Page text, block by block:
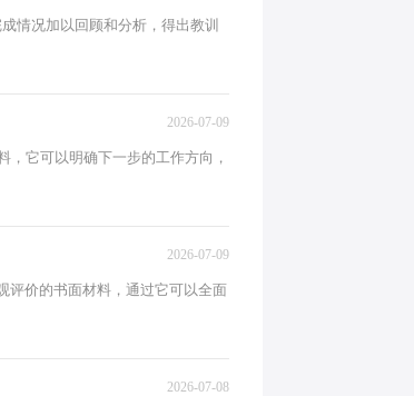
情况加以回顾和分析，得出教训
2026-07-09
它可以明确下一步的工作方向，
2026-07-09
评价的书面材料，通过它可以全面
2026-07-08